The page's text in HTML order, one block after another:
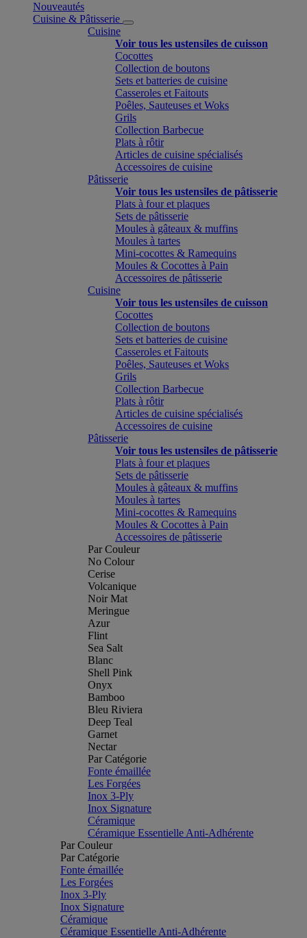
Nouveautés
Cuisine & Pâtisserie
Cuisine
Voir tous les ustensiles de cuisson
Cocottes
Collection de boutons
Sets et batteries de cuisine
Casseroles et Faitouts
Poêles, Sauteuses et Woks
Grils
Collection Barbecue
Plats à rôtir
Articles de cuisine spécialisés
Accessoires de cuisine
Pâtisserie
Voir tous les ustensiles de pâtisserie
Plats à four et plaques
Sets de pâtisserie
Moules à gâteaux & muffins
Moules à tartes
Mini-cocottes & Ramequins
Moules & Cocottes à Pain
Accessoires de pâtisserie
Cuisine
Voir tous les ustensiles de cuisson
Cocottes
Collection de boutons
Sets et batteries de cuisine
Casseroles et Faitouts
Poêles, Sauteuses et Woks
Grils
Collection Barbecue
Plats à rôtir
Articles de cuisine spécialisés
Accessoires de cuisine
Pâtisserie
Voir tous les ustensiles de pâtisserie
Plats à four et plaques
Sets de pâtisserie
Moules à gâteaux & muffins
Moules à tartes
Mini-cocottes & Ramequins
Moules & Cocottes à Pain
Accessoires de pâtisserie
Par Couleur
No Colour
Cerise
Volcanique
Noir Mat
Meringue
Azur
Flint
Sea Salt
Blanc
Shell Pink
Onyx
Bamboo
Bleu Riviera
Deep Teal
Garnet
Nectar
Par Catégorie
Fonte émaillée
Les Forgées
Inox 3-Ply
Inox Signature
Céramique
Céramique Essentielle Anti-Adhérente
Par Couleur
Par Catégorie
Fonte émaillée
Les Forgées
Inox 3-Ply
Inox Signature
Céramique
Céramique Essentielle Anti-Adhérente